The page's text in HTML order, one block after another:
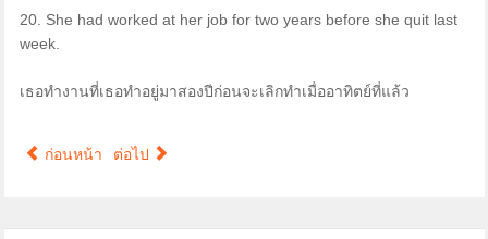
20. She had worked at her job for two years before she quit last
week.
เธอทำงานที่เธอทำอยู่มาสองปีก่อนจะเลิกทำเมื่ออาทิตย์ที่แล้ว
ก่อนหน้า ต่อไป